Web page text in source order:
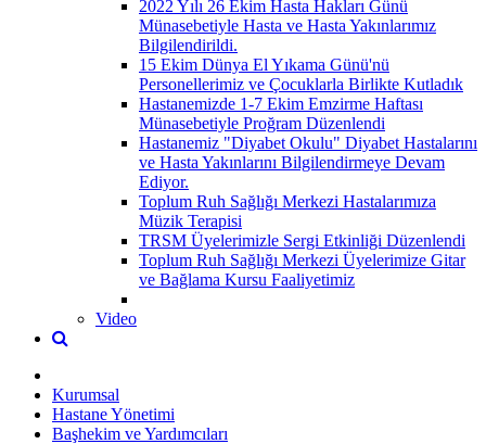
2022 Yılı 26 Ekim Hasta Hakları Günü
Münasebetiyle Hasta ve Hasta Yakınlarımız
Bilgilendirildi.
15 Ekim Dünya El Yıkama Günü'nü
Personellerimiz ve Çocuklarla Birlikte Kutladık
Hastanemizde 1-7 Ekim Emzirme Haftası
Münasebetiyle Proğram Düzenlendi
Hastanemiz "Diyabet Okulu" Diyabet Hastalarını
ve Hasta Yakınlarını Bilgilendirmeye Devam
Ediyor.
Toplum Ruh Sağlığı Merkezi Hastalarımıza
Müzik Terapisi
TRSM Üyelerimizle Sergi Etkinliği Düzenlendi
Toplum Ruh Sağlığı Merkezi Üyelerimize Gitar
ve Bağlama Kursu Faaliyetimiz
Video
Kurumsal
Hastane Yönetimi
Başhekim ve Yardımcıları